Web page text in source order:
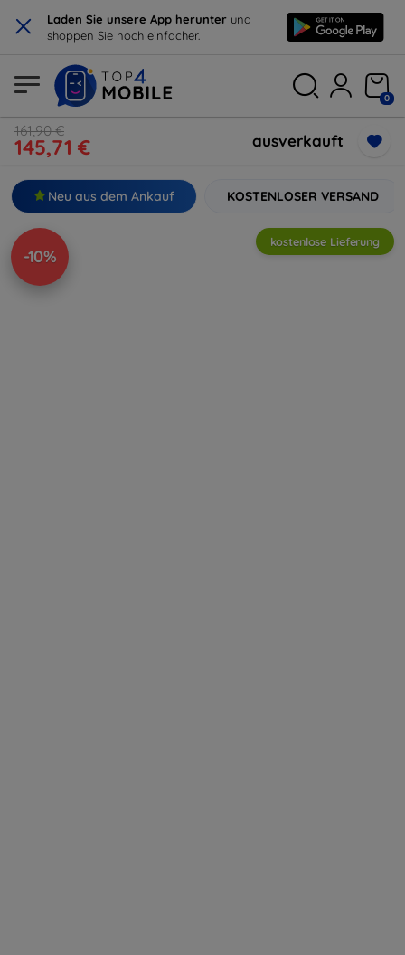
× Laden Sie unsere App herunter und
shoppen Sie noch einfacher.
0
161,90 €
145,71 € ausverkauft
Neu aus dem Ankauf KOSTENLOSER VERSAND
-10%
kostenlose Lieferung